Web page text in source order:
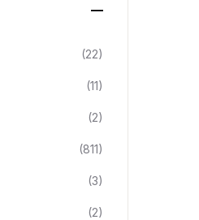
(22)
(11)
(2)
(811)
(3)
(2)